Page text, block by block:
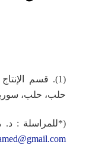
(1). قسم
حلب، حلب،
(*للمراسلة : د.